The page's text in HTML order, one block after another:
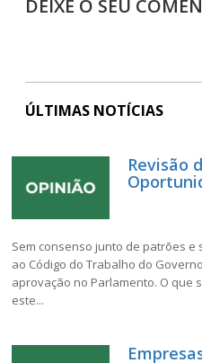
DEIXE O SEU
ÚLTIMAS NOTÍCIAS
Revisão
Sem consenso junto de patrões
ao Código do Trabalho do
aprovação no Parlamento. O que
este...